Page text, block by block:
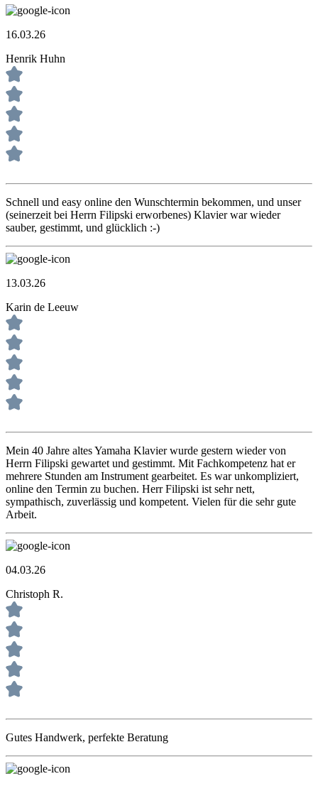
16.03.26
Henrik Huhn
Schnell und easy online den Wunschtermin bekommen, und unser
(seinerzeit bei Herrn Filipski erworbenes) Klavier war wieder
sauber, gestimmt, und glücklich :-)
13.03.26
Karin de Leeuw
Mein 40 Jahre altes Yamaha Klavier wurde gestern wieder von
Herrn Filipski gewartet und gestimmt. Mit Fachkompetenz hat er
mehrere Stunden am Instrument gearbeitet. Es war unkompliziert,
online den Termin zu buchen. Herr Filipski ist sehr nett,
sympathisch, zuverlässig und kompetent. Vielen für die sehr gute
Arbeit.
04.03.26
Christoph R.
Gutes Handwerk, perfekte Beratung